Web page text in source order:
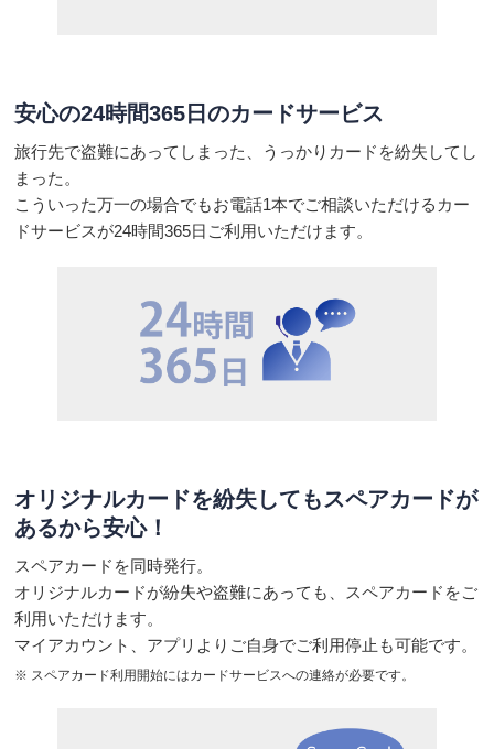
安心の24時間365日のカードサービス
旅行先で盗難にあってしまった、うっかりカードを紛失してし
まった。
こういった万一の場合でもお電話1本でご相談いただけるカー
ドサービスが24時間365日ご利用いただけます。
オリジナルカードを紛失してもスペアカードが
あるから安心！
スペアカードを同時発行。
オリジナルカードが紛失や盗難にあっても、スペアカードをご
利用いただけます。
マイアカウント、アプリよりご自身でご利用停止も可能です。
※ スペアカード利用開始にはカードサービスへの連絡が必要です。